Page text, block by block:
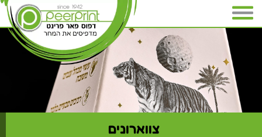
צווארונים